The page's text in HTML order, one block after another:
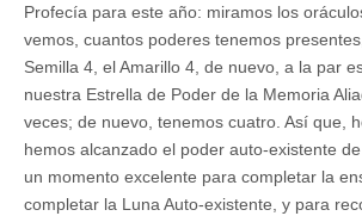
Profecía para este año: miramos los
vemos, cuantos poderes tenemos
Semilla 4, el Amarillo 4, de nuevo, a la par
nuestra Estrella de Poder de la Memoria
veces; de nuevo, tenemos cuatro. Así que,
hemos alcanzado el poder auto-existente
un momento excelente para completar la
completar la Luna Auto-existente, y para